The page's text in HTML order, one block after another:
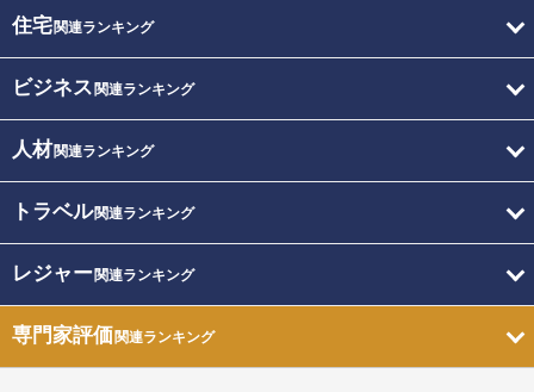
住宅関連ランキング
ビジネス 関連ランキング
人材関連ランキング
トラベル関連ランキング
レジャー関連ランキング
専門家評価関連ランキング